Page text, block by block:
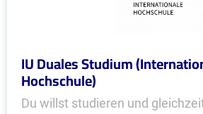
IU Duales Studium
Hochschule)
Du willst studieren und